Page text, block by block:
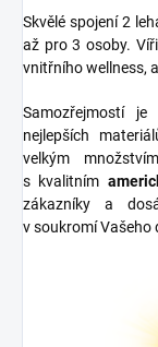
Skvělé spojení 2
až pro 3 osoby.
vnitřního wellness,
Samozřejmostí
nejlepších
velkým
s kvalitním
zákazníky a
v soukromí Vašeho